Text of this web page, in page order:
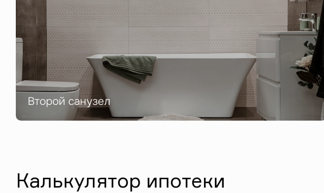
Второй санузел
Калькулятор ипотеки